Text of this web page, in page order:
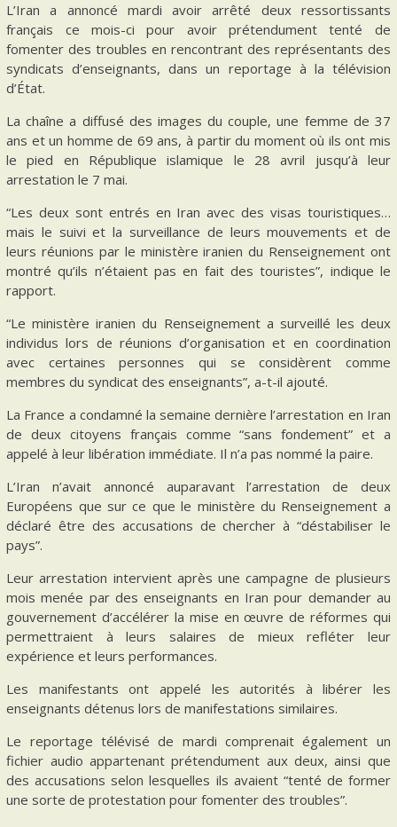
L’Iran a annoncé mardi avoir arrêté deux ressortissants
français ce mois-ci pour avoir prétendument tenté de
fomenter des troubles en rencontrant des représentants des
syndicats d’enseignants, dans un reportage à la télévision
d’État.
La chaîne a diffusé des images du couple, une femme de 37
ans et un homme de 69 ans, à partir du moment où ils ont mis
le pied en République islamique le 28 avril jusqu’à leur
arrestation le 7 mai.
“Les deux sont entrés en Iran avec des visas touristiques…
mais le suivi et la surveillance de leurs mouvements et de
leurs réunions par le ministère iranien du Renseignement ont
montré qu’ils n’étaient pas en fait des touristes”, indique le
rapport.
“Le ministère iranien du Renseignement a surveillé les deux
individus lors de réunions d’organisation et en coordination
avec certaines personnes qui se considèrent comme
membres du syndicat des enseignants”, a-t-il ajouté.
La France a condamné la semaine dernière l’arrestation en Iran
de deux citoyens français comme “sans fondement” et a
appelé à leur libération immédiate. Il n’a pas nommé la paire.
L’Iran n’avait annoncé auparavant l’arrestation de deux
Européens que sur ce que le ministère du Renseignement a
déclaré être des accusations de chercher à “déstabiliser le
pays”.
Leur arrestation intervient après une campagne de plusieurs
mois menée par des enseignants en Iran pour demander au
gouvernement d’accélérer la mise en œuvre de réformes qui
permettraient à leurs salaires de mieux refléter leur
expérience et leurs performances.
Les manifestants ont appelé les autorités à libérer les
enseignants détenus lors de manifestations similaires.
Le reportage télévisé de mardi comprenait également un
fichier audio appartenant prétendument aux deux, ainsi que
des accusations selon lesquelles ils avaient “tenté de former
une sorte de protestation pour fomenter des troubles”.